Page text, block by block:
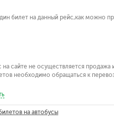
билет на данный рейс,как можно
на сайте не осуществляется
необходимо обращаться к
на автобусы